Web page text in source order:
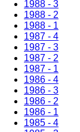
1988 - 3
1988 - 2
1988 - 1
1987 - 4
1987 - 3
1987 - 2
1987 - 1
1986 - 4
1986 - 3
1986 - 2
1986 - 1
1985 - 4